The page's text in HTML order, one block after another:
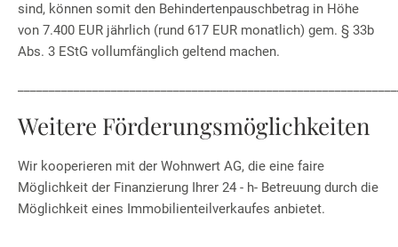
sind, können somit den Behindertenpauschbetrag in Höhe
von 7.400 EUR jährlich (rund 617 EUR monatlich) gem. § 33b
Abs. 3 EStG vollumfänglich geltend machen.
Weitere Förderungsmöglichkeiten
Wir kooperieren mit der Wohnwert AG, die eine faire
Möglichkeit der Finanzierung Ihrer 24 - h- Betreuung durch die
Möglichkeit eines Immobilienteilverkaufes anbietet.